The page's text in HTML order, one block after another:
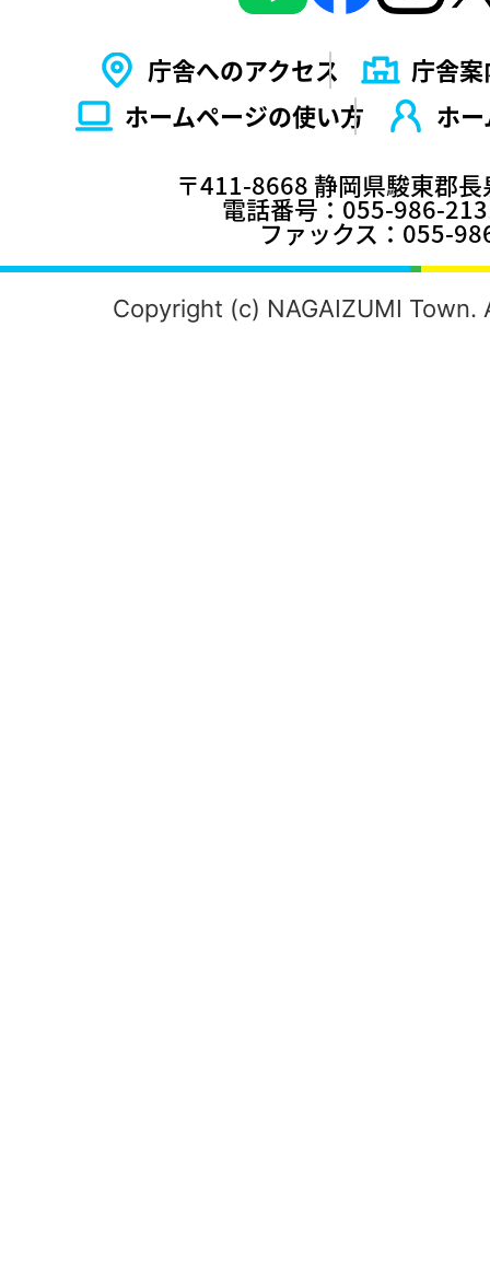
庁舎へのアクセス
庁舎案
ホームページの使い⽅
ホ
〒411-8668 静岡県駿東郡
電話番号：055-986-
ファックス：055-
Copyright (c) NAGAIZUMI Town.